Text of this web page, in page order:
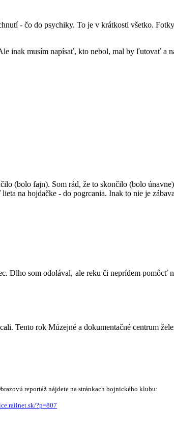
- čo do psychiky. To je v krátkosti všetko.
inak musím napísať, kto nebol, mal by ľutovať a
(bolo fajn). Som rád, že to skončilo (bolo
na hojdačke - do pogrcania. Inak to nie je
som odolával, ale reku či neprídem pomôcť
Tento rok Múzejné a dokumentačné centrum
reportáž nájdete na stránkach bojnického klubu:
?p=807